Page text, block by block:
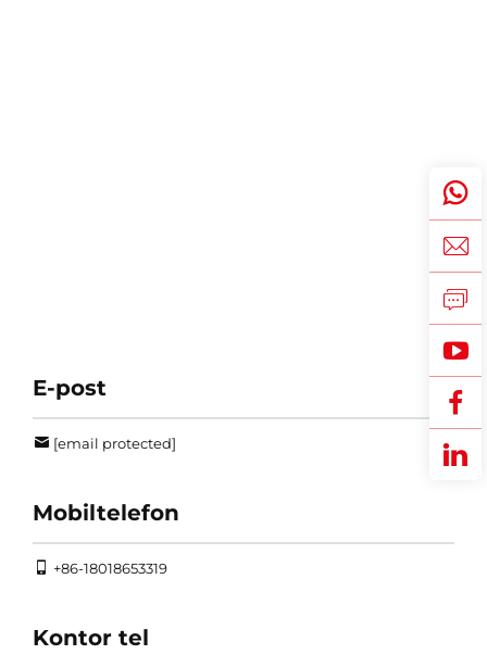
E-post
[email protected]
Mobiltelefon
+86-18018653319
Kontor tel